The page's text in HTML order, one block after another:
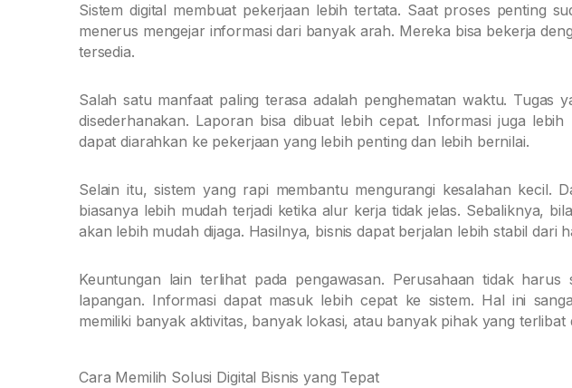
Sistem digital membuat pekerjaan lebih tertata. Saat proses penting
menerus mengejar informasi dari banyak arah. Mereka bisa bekerja
tersedia.
Salah satu manfaat paling terasa adalah penghematan waktu. Tugas
disederhanakan. Laporan bisa dibuat lebih cepat. Informasi juga
dapat diarahkan ke pekerjaan yang lebih penting dan lebih bernilai.
Selain itu, sistem yang rapi membantu mengurangi kesalahan kecil.
biasanya lebih mudah terjadi ketika alur kerja tidak jelas. Sebaliknya,
akan lebih mudah dijaga. Hasilnya, bisnis dapat berjalan lebih stabil dari
Keuntungan lain terlihat pada pengawasan. Perusahaan tidak
lapangan. Informasi dapat masuk lebih cepat ke sistem. Hal ini
memiliki banyak aktivitas, banyak lokasi, atau banyak pihak yang terlibat
Cara Memilih Solusi Digital Bisnis yang Tepat